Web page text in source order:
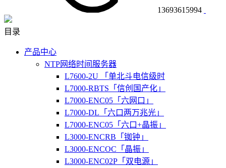
13693615994
目录
产品中心
NTP网络时间服务器
L7600-2U 「单北斗电信级时
L7000-RBTS「信创国产化」
L7000-ENC05「六网口」
L7000-DL「六口两万兆光」
L7000-ENC05「六口+晶振」
L3000-ENCRB「铷钟」
L3000-ENCOC「晶振」
L3000-ENC02P「双电源」